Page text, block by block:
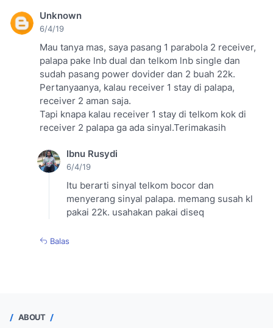
Unknown
6/4/19
Mau tanya mas, saya pasang 1 parabola 2 receiver,
palapa pake lnb dual dan telkom lnb single dan
sudah pasang power dovider dan 2 buah 22k.
Pertanyaanya, kalau receiver 1 stay di palapa,
receiver 2 aman saja.
Tapi knapa kalau receiver 1 stay di telkom kok di
receiver 2 palapa ga ada sinyal.Terimakasih
Ibnu Rusydi
6/4/19
Itu berarti sinyal telkom bocor dan
menyerang sinyal palapa. memang susah kl
pakai 22k. usahakan pakai diseq
Balas
ABOUT